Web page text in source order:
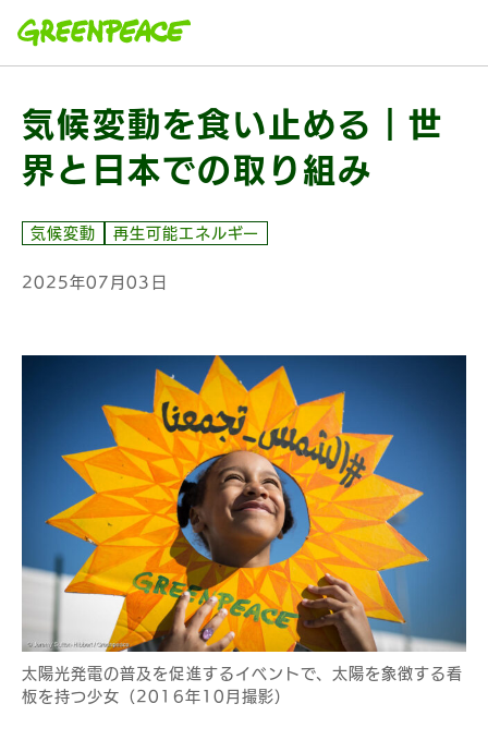
気候変動を食い止める｜世
界と日本での取り組み
気候変動 再生可能エネルギー
2025年07月03日
太陽光発電の普及を促進するイベントで、太陽を象徴する看
板を持つ少女（2016年10月撮影）